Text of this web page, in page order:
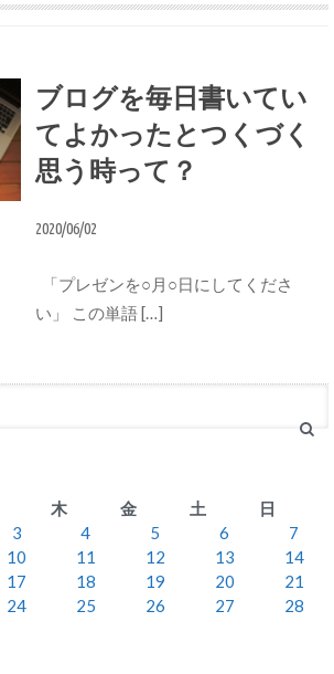
ブログを毎日書いてい
てよかったとつくづく
思う時って？
2020/06/02
「プレゼンを○月○日にしてくださ
い」 この単語 […]
木 金 土
日
3 4 5 6
7
10 11 12 13
14
17 18 19 20
21
24 25 26 27
28